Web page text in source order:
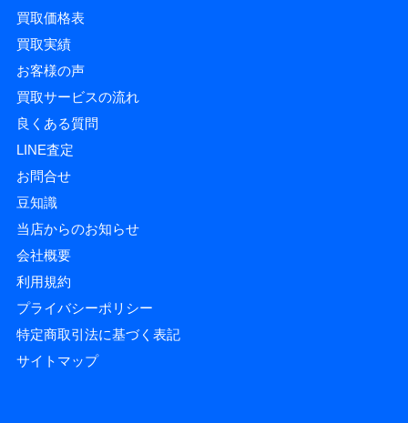
買取価格表
買取実績
お客様の声
買取サービスの流れ
良くある質問
LINE査定
お問合せ
豆知識
当店からのお知らせ
会社概要
利用規約
プライバシーポリシー
特定商取引法に基づく表記
サイトマップ